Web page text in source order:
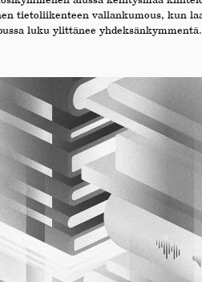
tietoliikenteen vallankumous, kun
luku ylittänee